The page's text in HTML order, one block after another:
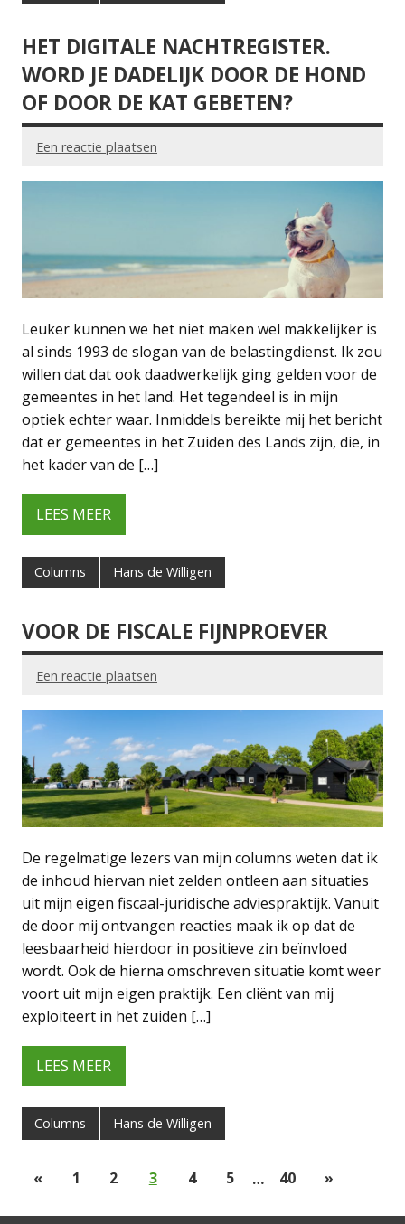
HET DIGITALE NACHTREGISTER.
WORD JE DADELIJK DOOR DE HOND
OF DOOR DE KAT GEBETEN?
Een reactie plaatsen
Leuker kunnen we het niet maken wel makkelijker is
al sinds 1993 de slogan van de belastingdienst. Ik zou
willen dat dat ook daadwerkelijk ging gelden voor de
gemeentes in het land. Het tegendeel is in mijn
optiek echter waar. Inmiddels bereikte mij het bericht
dat er gemeentes in het Zuiden des Lands zijn, die, in
het kader van de […]
LEES MEER
Columns Hans de Willigen
VOOR DE FISCALE FIJNPROEVER
Een reactie plaatsen
De regelmatige lezers van mijn columns weten dat ik
de inhoud hiervan niet zelden ontleen aan situaties
uit mijn eigen fiscaal-juridische adviespraktijk. Vanuit
de door mij ontvangen reacties maak ik op dat de
leesbaarheid hierdoor in positieve zin beïnvloed
wordt. Ook de hierna omschreven situatie komt weer
voort uit mijn eigen praktijk. Een cliënt van mij
exploiteert in het zuiden […]
LEES MEER
Columns Hans de Willigen
« 1 2 3 4 5 … 40 »